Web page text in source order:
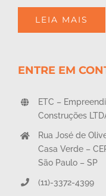
LEIA MAIS
ENTRE EM
ETC –
Construções
Rua José de
Casa Verde –
São Paulo – SP
(11)-3372-4399